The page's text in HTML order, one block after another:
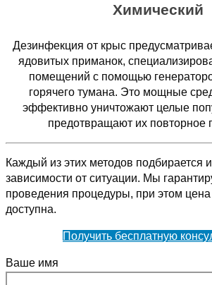
Химический
Дезинфекция от крыс
ядовитых приманок,
помещений с помощью
горячего тумана. Это мощные
эффективно уничтожают целые
предотвращают их повторное
Каждый из этих методов подбирается
зависимости от ситуации. Мы
проведения процедуры, при этом
доступна.
Получить бесплатную
Ваше имя